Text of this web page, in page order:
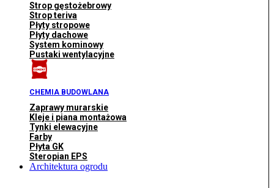
Strop gęstożebrowy
Strop teriva
Płyty stropowe
Płyty dachowe
System kominowy
Pustaki wentylacyjne
CHEMIA BUDOWLANA
Zaprawy murarskie
Kleje i piana montażowa
Tynki elewacyjne
Farby
Płyta GK
Steropian EPS
Architektura ogrodu